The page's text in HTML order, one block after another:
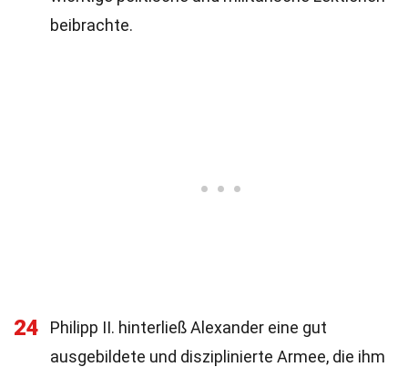
beibrachte.
24
Philipp II. hinterließ Alexander eine gut
ausgebildete und disziplinierte Armee, die ihm